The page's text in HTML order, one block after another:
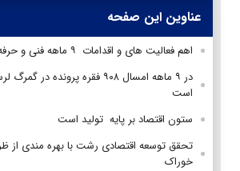
عناوین این صفحه
اهم فعالیت های و اقدامات ۹ ماهه فنی و حرفه ای مازندران
در ۹ ماهه امسال ۹۰۸ فقره
است
ستون اقتصاد بر پایه تولید است
تحقق توسعه اقتصادی رشت با بهره مندی از
خوراک